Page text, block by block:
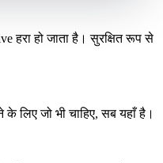
हरा हो जाता है। सुरक्षित रूप से
लिए जो भी चाहिए, सब यहाँ है।